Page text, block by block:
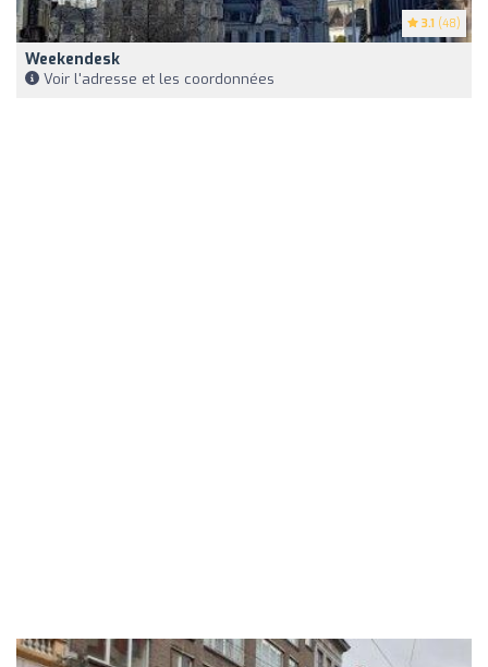
3.1 (48)
Weekendesk
Voir l'adresse et les coordonnées